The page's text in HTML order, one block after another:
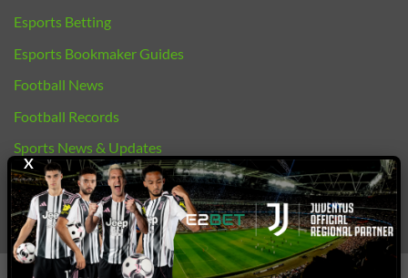
X
Esports Betting
Esports Bookmaker Guides
Football News
Football Records
Sports News & Updates
bj88 |E2BET
Copyright 2026 ©E2bet77